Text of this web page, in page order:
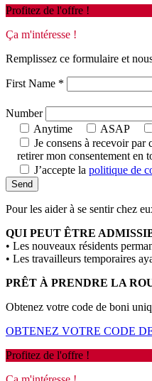
Profitez de l'offre !
Ça m'intéresse !
Remplissez ce formulaire et
First Name *
Number
Anytime
ASAP
Je consens à recevoir
retirer mon consentement en
J’accepte la politique de
Pour les aider à se sentir chez
QUI PEUT ÊTRE
• Les nouveaux résidents
• Les travailleurs temporaires
PRÊT À PRENDRE LA
Obtenez votre code de boni
OBTENEZ VOTRE CODE
Profitez de l'offre !